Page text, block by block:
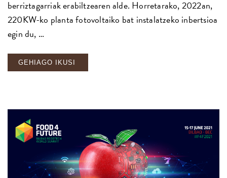
berriztagarriak erabiltzearen alde. Horretarako, 2022an,
220KW-ko planta fotovoltaiko bat instalatzeko inbertsioa
egin du, …
GEHIAGO IKUSI